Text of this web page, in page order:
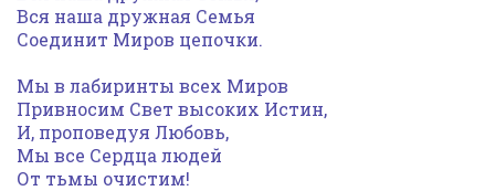
Вся наша дружная Семья
Соединит Миров цепочки.
Мы в лабиринты всех Миров
Привносим Свет высоких Истин,
И, проповедуя Любовь,
Мы все Сердца людей
От тьмы очистим!